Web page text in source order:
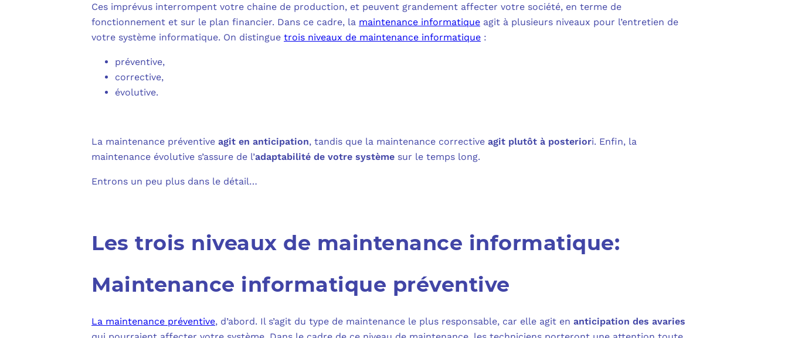
Ces imprévus interrompent votre chaine de production, et peuvent grandement affecter votre société, en terme de
fonctionnement et sur le plan financier. Dans ce cadre, la maintenance informatique agit à plusieurs niveaux pour l’entretien de
votre système informatique. On distingue trois niveaux de maintenance informatique :
préventive,
corrective,
évolutive.
La maintenance préventive agit en anticipation, tandis que la maintenance corrective agit plutôt à posteriori. Enfin, la
maintenance évolutive s’assure de l’adaptabilité de votre système sur le temps long.
Entrons un peu plus dans le détail…
Les trois niveaux de maintenance informatique:
Maintenance informatique préventive
La maintenance préventive, d’abord. Il s’agit du type de maintenance le plus responsable, car elle agit en anticipation des avaries
MICROSOFT PURVIEW
MICROSOFT INTUNE
PLAN DE REPRISE D’ACTIVITÉ PRA